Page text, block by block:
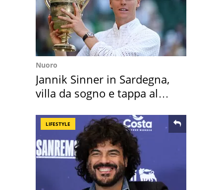
Nuoro
Jannik Sinner in Sardegna,
villa da sogno e tappa al
LIFESTYLE